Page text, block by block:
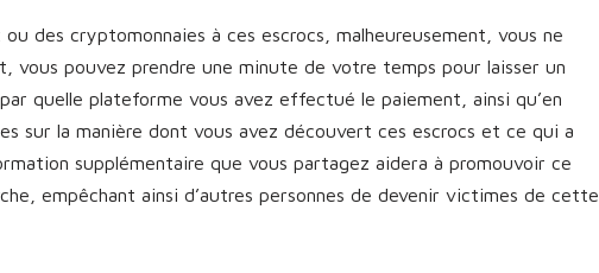
des cryptomonnaies à ces escrocs, malheureusement, vous ne
vous pouvez prendre une minute de votre temps pour laisser un
quelle plateforme vous avez effectué le paiement, ainsi qu’en
sur la manière dont vous avez découvert ces escrocs et ce qui a
supplémentaire que vous partagez aidera à promouvoir ce
empêchant ainsi d’autres personnes de devenir victimes de cette